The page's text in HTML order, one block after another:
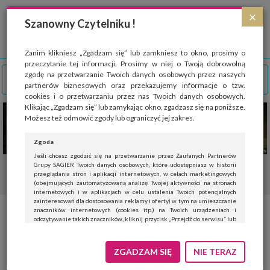
×
Szanowny Czytelniku !
Zanim klikniesz „Zgadzam się” lub zamkniesz to okno, prosimy o
przeczytanie tej informacji. Prosimy w niej o Twoją dobrowolną
zgodę na przetwarzanie Twoich danych osobowych przez naszych
partnerów biznesowych oraz przekazujemy informacje o tzw.
cookies i o przetwarzaniu przez nas Twoich danych osobowych.
Klikając „Zgadzam się” lub zamykając okno, zgadzasz się na poniższe.
Możesz też odmówić zgody lub ograniczyć jej zakres.
Zgoda
Jeśli chcesz zgodzić się na przetwarzanie przez Zaufanych Partnerów
Grupy SAGIER Twoich danych osobowych, które udostępniasz w historii
przeglądania stron i aplikacji internetowych, w celach marketingowych
(obejmujących zautomatyzowaną analizę Twojej aktywności na stronach
internetowych i w aplikacjach w celu ustalenia Twoich potencjalnych
zainteresowań dla dostosowania reklamy i oferty) w tym na umieszczanie
znaczników internetowych (cookies itp.) na Twoich urządzeniach i
odczytywanie takich znaczników, kliknij przycisk „Przejdź do serwisu” lub
Jeśli nie chcesz wyrazić zgody, kliknij „Nie teraz”.
Wyrażenie zgody jest dobrowolne. Możesz edytować zakres zgody, w tym
ZGADZAM SIĘ NIE TERAZ
Strona wykorzystuje pliki cookies, które służą głównie do celów statystycznych.
Wyrażając zgodę na używanie 'cookies', zezwalasz na zapisanie ich w pamięci
przeglądarki. Przejdź do
polityki cookies